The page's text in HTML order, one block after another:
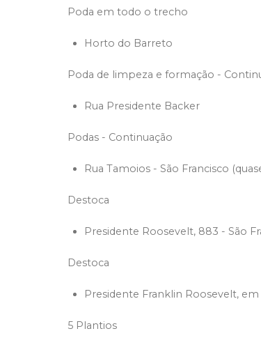
Poda em todo o trecho
Horto do Barreto
Poda de limpeza e formação -
Rua Presidente Backer
Podas - Continuação
Rua Tamoios - São Francisco
Destoca
Presidente Roosevelt, 883 - São
Destoca
Presidente Franklin Roosevelt, em
5 Plantios